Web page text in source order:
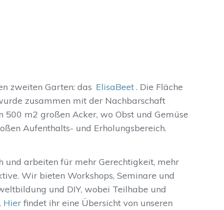
zweiten Garten: das ElisaBeet. Die Fläche
zusammen mit der Nachbarschaft
m2 großen Acker, wo Obst und Gemüse
Aufenthalts- und Erholungsbereich.
und arbeiten für mehr Gerechtigkeit, mehr
Wir bieten Workshops, Seminare und
und DIY, wobei Teilhabe und
Hierfindet ihr eine Übersicht von unseren